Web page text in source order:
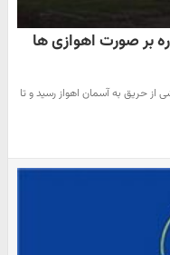
بر صورت اهوازی ها
حریق به آسمان اهواز رسید و تا